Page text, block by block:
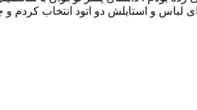
لباس و استایلش دو اتود انتخاب کردم